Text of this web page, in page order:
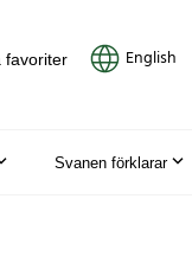
favoriter English
Svanen förklarar